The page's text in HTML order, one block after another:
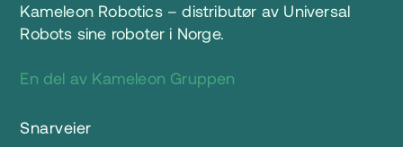
Kameleon Robotics – distributør av Universal
Robots sine roboter i Norge.
En del av Kameleon Gruppen
Snarveier